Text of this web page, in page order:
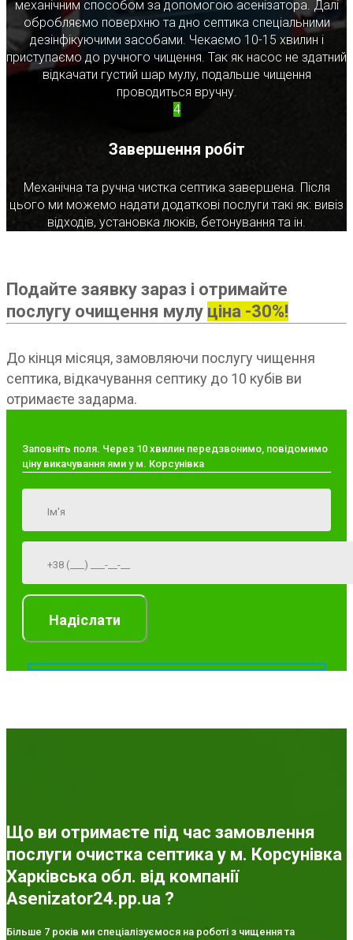
механічним способом за допомогою асенізатора. Далі
обробляємо поверхню та дно септика спеціальними
дезінфікуючими засобами. Чекаємо 10-15 хвилин і
приступаємо до ручного чищення. Так як насос не здатний
відкачати густий шар мулу, подальше чищення
проводиться вручну.
4
Завершення робіт
Механічна та ручна чистка септика завершена. Після
цього ми можемо надати додаткові послуги такі як: вивіз
відходів, установка люків, бетонування та ін.
Подайте заявку зараз і отримайте
послугу очищення мулу ціна -30%!
До кінця місяця, замовляючи послугу чищення
септика, відкачування септику до 10 кубів ви
отримаєте задарма.
Заповніть поля. Через 10 хвилин передзвонимо, повідомимо
ціну викачування ями у м. Корсунівка
Що ви отримаєте під час замовлення
послуги очистка септика у м. Корсунівка
Харківська обл. від компанії
Asenizator24.pp.ua ?
Більше 7 років ми спеціалізуємося на роботі з чищення та